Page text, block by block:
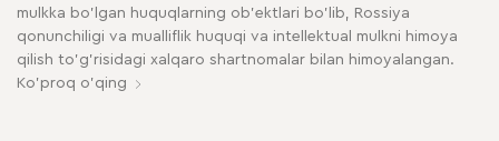
mulkka bo'lgan huquqlarning ob'ektlari bo'lib, Rossiya
qonunchiligi va mualliflik huquqi va intellektual mulkni himoya
qilish to'g'risidagi xalqaro shartnomalar bilan himoyalangan.
Ko'proq o'qing